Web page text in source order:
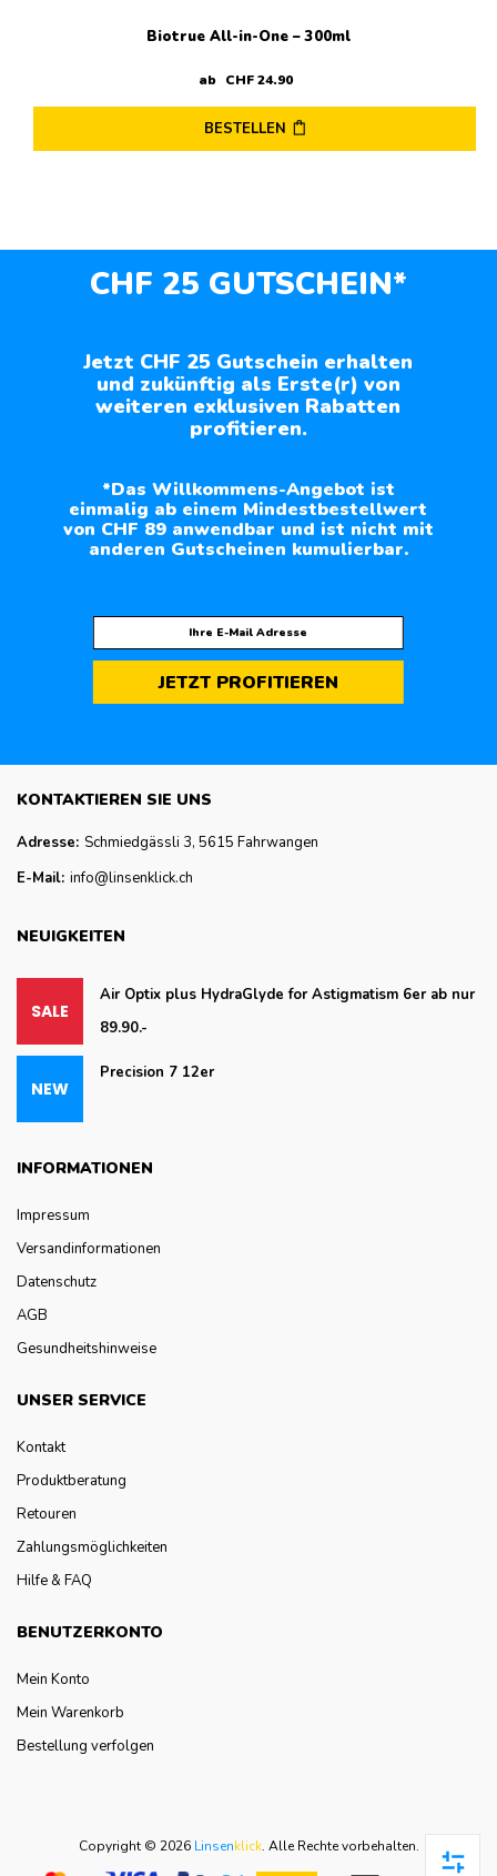
Biotrue All-in-One – 300ml
ab CHF24.90
BESTELLEN
CHF 25 GUTSCHEIN*
Jetzt CHF 25 Gutschein erhalten
und zukünftig als Erste(r) von
weiteren exklusiven Rabatten
profitieren.
*Das Willkommens-Angebot ist
einmalig ab einem Mindestbestellwert
von CHF 89 anwendbar und ist nicht mit
anderen Gutscheinen kumulierbar.
JETZT PROFITIEREN
KONTAKTIEREN SIE UNS
Adresse: Schmiedgässli 3, 5615 Fahrwangen
E-Mail: info@linsenklick.ch
NEUIGKEITEN
Air Optix plus HydraGlyde for Astigmatism 6er ab nur
89.90.-
Precision 7 12er
INFORMATIONEN
Impressum
Versandinformationen
Datenschutz
AGB
Gesundheitshinweise
UNSER SERVICE
Kontakt
Produktberatung
Retouren
Zahlungsmöglichkeiten
Hilfe & FAQ
BENUTZERKONTO
Mein Konto
Mein Warenkorb
Bestellung verfolgen
Copyright © 2026 Linsenklick. Alle Rechte vorbehalten.